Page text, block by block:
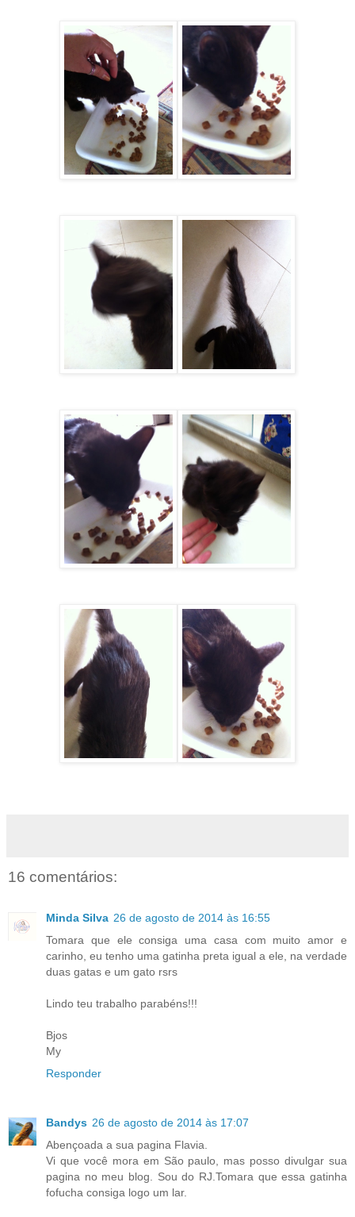
16 comentários:
Minda Silva 26 de agosto de 2014 às 16:55
Tomara que ele consiga uma casa com muito amor e
carinho, eu tenho uma gatinha preta igual a ele, na verdade
duas gatas e um gato rsrs
Lindo teu trabalho parabéns!!!
Bjos
My
Responder
Bandys 26 de agosto de 2014 às 17:07
Abençoada a sua pagina Flavia.
Vi que você mora em São paulo, mas posso divulgar sua
pagina no meu blog. Sou do RJ.Tomara que essa gatinha
fofucha consiga logo um lar.